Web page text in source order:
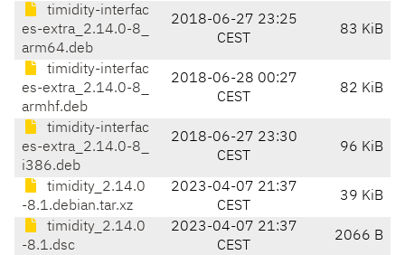
timidity-interfac
es-extra_2.14.0-8_
arm64.deb
2018-06-27 23:25
CEST
83 KiB
timidity-interfac
es-extra_2.14.0-8_
armhf.deb
2018-06-28 00:27
CEST
82 KiB
timidity-interfac
es-extra_2.14.0-8_
i386.deb
2018-06-27 23:30
CEST
96 KiB
timidity_2.14.0
-8.1.debian.tar.xz
2023-04-07 21:37
CEST
39 KiB
timidity_2.14.0
-8.1.dsc
2023-04-07 21:37
CEST
2066 B